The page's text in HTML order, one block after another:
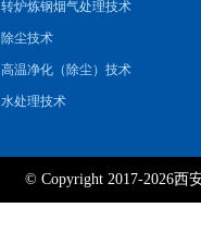
转炉炼钢烟气处理技术
除尘技术
高温净化（除尘）技术
水处理技术
© Copyright 2017-2026